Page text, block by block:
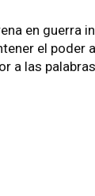
en guerra
el poder
a las palabras